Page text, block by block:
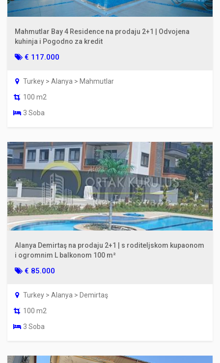
Mahmutlar Bay 4 Residence na prodaju 2+1 | Odvojena
kuhinja i Pogodno za kredit
€ 117.000
Turkey > Alanya > Mahmutlar
100 m2
3 Soba
Alanya Demirtaş na prodaju 2+1 | s roditeljskom kupaonom
i ogromnim L balkonom 100 m²
€ 85.000
Turkey > Alanya > Demirtaş
100 m2
3 Soba